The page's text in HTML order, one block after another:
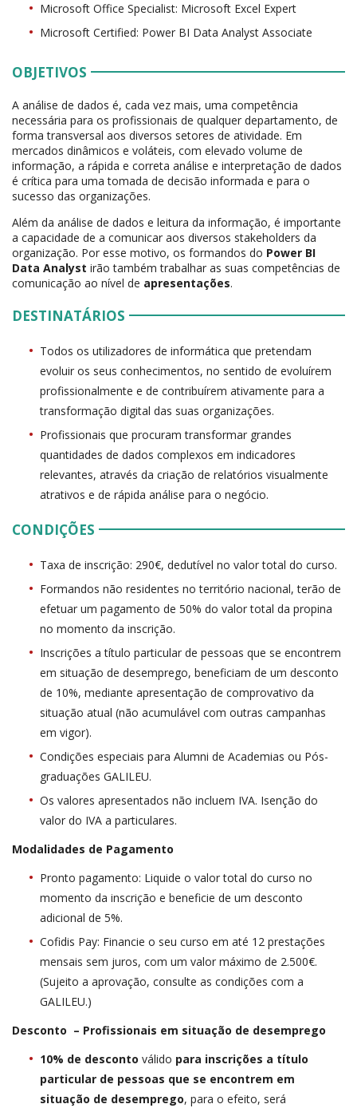
Microsoft Office Specialist: Microsoft Excel Expert
Microsoft Certified: Power BI Data Analyst Associate
OBJETIVOS
A análise de dados é, cada vez mais, uma competência
necessária para os profissionais de qualquer departamento, de
forma transversal aos diversos setores de atividade. Em
mercados dinâmicos e voláteis, com elevado volume de
informação, a rápida e correta análise e interpretação de dados
é crítica para uma tomada de decisão informada e para o
sucesso das organizações.
Além da análise de dados e leitura da informação, é importante
a capacidade de a comunicar aos diversos stakeholders da
organização. Por esse motivo, os formandos do Power BI
Data Analyst irão também trabalhar as suas competências de
comunicação ao nível de apresentações.
DESTINATÁRIOS
Todos os utilizadores de informática que pretendam
evoluir os seus conhecimentos, no sentido de evoluírem
profissionalmente e de contribuírem ativamente para a
transformação digital das suas organizações.
Profissionais que procuram transformar grandes
quantidades de dados complexos em indicadores
relevantes, através da criação de relatórios visualmente
atrativos e de rápida análise para o negócio.
CONDIÇÕES
Taxa de inscrição: 290€, dedutível no valor total do curso.
Formandos não residentes no território nacional, terão de
efetuar um pagamento de 50% do valor total da propina
no momento da inscrição.
Inscrições a título particular de pessoas que se encontrem
em situação de desemprego, beneficiam de um desconto
de 10%, mediante apresentação de comprovativo da
situação atual (não acumulável com outras campanhas
em vigor).
Condições especiais para Alumni de Academias ou Pós-
graduações GALILEU.
Os valores apresentados não incluem IVA. Isenção do
valor do IVA a particulares.
Modalidades de Pagamento
Pronto pagamento: Liquide o valor total do curso no
momento da inscrição e beneficie de um desconto
adicional de 5%.
Cofidis Pay: Financie o seu curso em até 12 prestações
mensais sem juros, com um valor máximo de 2.500€.
(Sujeito a aprovação, consulte as condições com a
GALILEU.)
Desconto – Profissionais em situação de desemprego
10% de desconto válido para inscrições a título
particular de pessoas que se encontrem em
situação de desemprego, para o efeito, será